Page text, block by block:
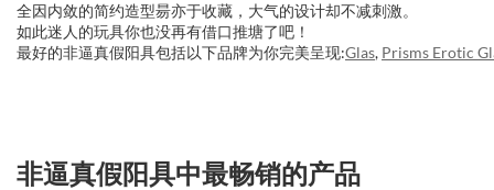
全因内敛的简约造型昜亦于收藏，大气的设计却不减刺激。
如此迷人的玩具你也没再有借口推塘了吧！
最好的非逼真假阳具包括以下品牌为你完美呈现:Glas, Prisms Erotic
非逼真假阳具中最畅销的产品